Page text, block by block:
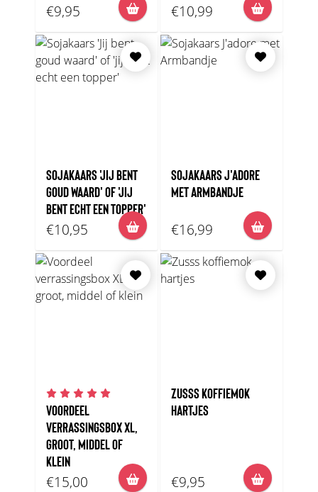
€9,95 €10,99
SOJAKAARS 'JIJ BENT
GOUD WAARD' OF 'JIJ
BENT ECHT EEN TOPPER'
€10,95
SOJAKAARS J'ADORE
MET ARMBANDJE
€16,99
VOORDEEL
VERRASSINGSBOX XL,
GROOT, MIDDEL OF
KLEIN
€15,00
ZUSSS KOFFIEMOK
HARTJES
€9,95